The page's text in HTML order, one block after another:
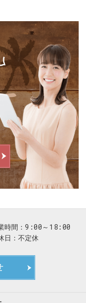
時間 9:00～18:00
日 不定休